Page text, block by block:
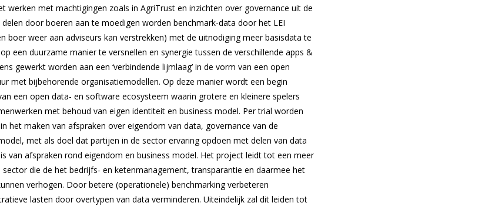
werken met machtigingen zoals in AgriTrust en inzichten over governance uit de
delen door boeren aan te moedigen worden benchmark-data door het LEI
boer weer aan adviseurs kan verstrekken) met de uitnodiging meer basisdata te
een duurzame manier te versnellen en synergie tussen de verschillende apps &
gewerkt worden aan een ‘verbindende lijmlaag’ in de vorm van een open
met bijbehorende organisatiemodellen. Op deze manier wordt een begin
een open data- en software ecosysteem waarin grotere en kleinere spelers
met behoud van eigen identiteit en business model. Per trial worden
het maken van afspraken over eigendom van data, governance van de
met als doel dat partijen in de sector ervaring opdoen met delen van data
van afspraken rond eigendom en business model. Het project leidt tot een meer
die de het bedrijfs- en ketenmanagement, transparantie en daarmee het
verhogen. Door betere (operationele) benchmarking verbeteren
lasten door overtypen van data verminderen. Uiteindelijk zal dit leiden tot